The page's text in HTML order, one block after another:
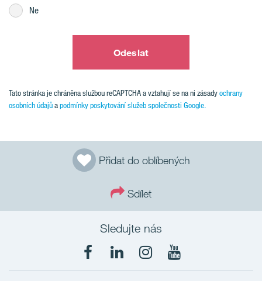
Přidat do oblíbených
Sdílet
Ne
Odeslat
Tato stránka je chráněna službou reCAPTCHA a vztahují se na ni zásadyochrany
osobních údajůapodmínky poskytování služeb společnosti Google.
Sledujte nás